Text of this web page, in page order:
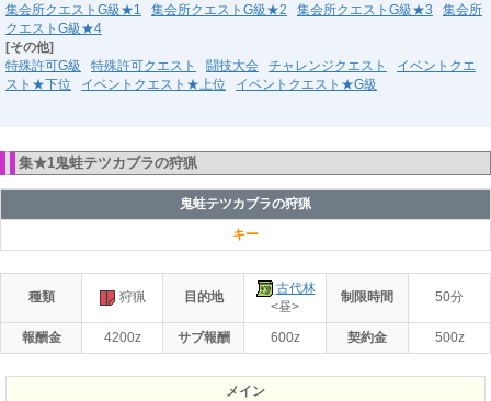
集会所クエストG級★1
集会所クエストG級★2 集会所クエストG級★3
集会所
クエストG級★4
[その他]
特殊許可G級
特殊許可クエスト 闘技大会 チャレンジクエスト
イベントクエ
スト★下位
イベントクエスト★上位 イベントクエスト★G級
集★1鬼蛙テツカブラの狩猟
鬼蛙テツカブラの狩猟
キー
種類 狩猟 目的地
古代林
<昼>
制限時間 50分
報酬金 4200z サブ報酬 600z 契約金 500z
メイン